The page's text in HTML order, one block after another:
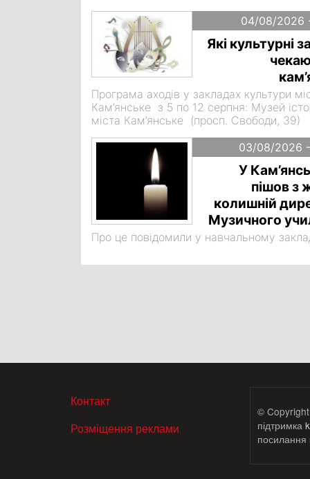
04/08/2026
Які культурні
Програма аходів у закладах культури
Кам’янське з 5 по 12 серпня: Музей
міста Кам’янське (просп. Свободи, 39)
03/08/2026 -
У
пішов з
колишній
Музичного
Про це повідомили у навчальному
МЕНЮ В ПОДВАЛЕ
Контакт
Розміщення реклами
© Copyright
підтримка
посилання